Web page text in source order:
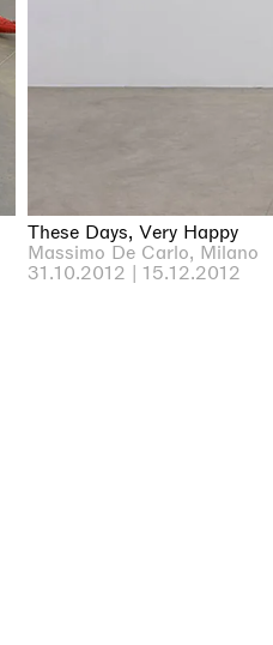
These Days, Very Happy
Massimo De Carlo, Milano
31.10.2012 | 15.12.2012